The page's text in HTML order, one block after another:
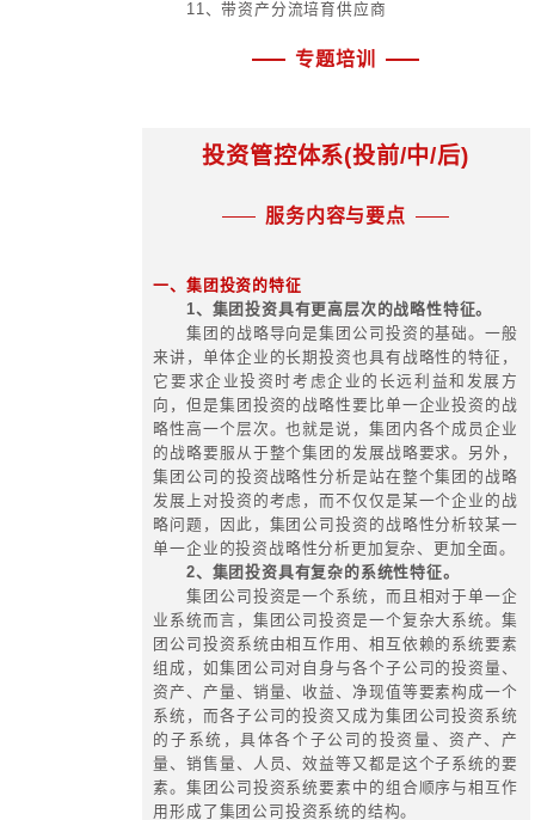
的资产重组；
7、多层次证券化的推进与以市
的证券化推进和资本运作；
9、横向全域国资管理和纵向多
10、深入探索国有资本管理空间
专题培训
融资管理
服务内容与要点
一、集团融资的含义
(一) 传统融资：增量方式筹措股
资金。结果：表内资金来源的总量增
(二) 现代融资：可运用“活性”资
现在四个方面：
1、表内可资运用的资金来源总量